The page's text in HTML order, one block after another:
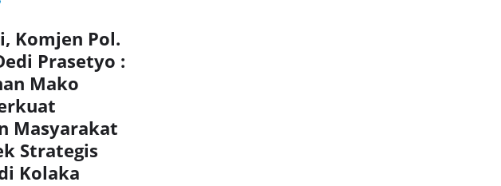
Komjen Pol.
Prasetyo :
Mako
Masyarakat
Strategis
Kolaka